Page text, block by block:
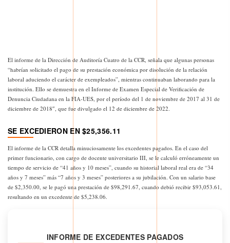
El informe de la Dirección de Auditoría Cuatro de la CCR, señala que algunas personas
“habrían solicitado el pago de su prestación económica por disolución de la relación
laboral aduciendo el carácter de exempleados”, mientras continuaban laborando para la
institución. Ello se demuestra en el Informe de Examen Especial de Verificación de
Denuncia Ciudadana en la FIA-UES, por el período del 1 de noviembre de 2017 al 31 de
diciembre de 2018″, que fue divulgado el 12 de diciembre de 2022.
SE EXCEDIERON EN $25,356.11
El informe de la CCR detalla minuciosamente los excedentes pagados. En el caso del
primer funcionario, con cargo de docente universitario III, se le calculó erróneamente un
tiempo de servicio de “41 años y 10 meses”, cuando su historial laboral real era de “34
años y 7 meses” más “7 años y 3 meses” posteriores a su jubilación. Con un salario base
de $2,350.00, se le pagó una prestación de $98,291.67, cuando debió recibir $93,053.61,
resultando en un excedente de $5,238.06.
INFORME DE EXCEDENTES PAGADOS